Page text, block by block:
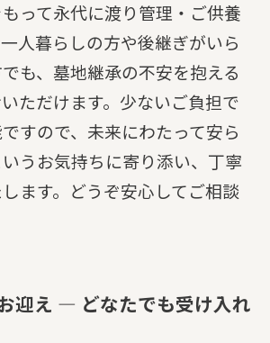
って永代に渡り管理・ご供養
人暮らしの方や後継ぎがいら
も、墓地継承の不安を抱える
ただけます。少ないご負担で
すので、未来にわたって安ら
うお気持ちに寄り添い、丁寧
ます。どうぞ安心してご相談
迎え — どなたでも受け入れ